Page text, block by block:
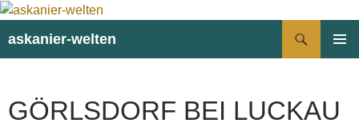
askanier-welten
GÖRLSDORF BEI LUCKAU